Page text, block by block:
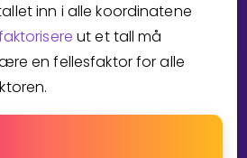
inn i alle koordinatene
ut et tall må
en fellesfaktor for alle